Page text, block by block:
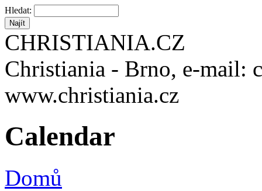
Hledat:
CHRISTIANIA.CZ
Christiania - Brno, e-mail:
www.christiania.cz
Calendar
Domů